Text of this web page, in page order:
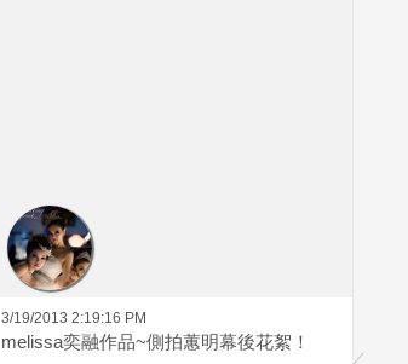
3/19/2013 2:19:16 PM
melissa奕融作品~側拍蕙明幕後花絮！